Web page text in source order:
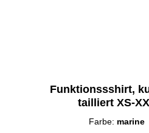
Funktionssshirt,
tailliert XS-
Farbe: marine